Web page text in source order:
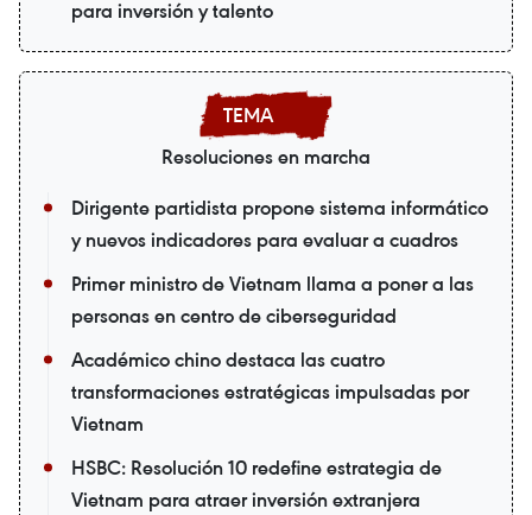
para inversión y talento
Resoluciones en marcha
Dirigente partidista propone sistema informático
y nuevos indicadores para evaluar a cuadros
Primer ministro de Vietnam llama a poner a las
personas en centro de ciberseguridad
Académico chino destaca las cuatro
transformaciones estratégicas impulsadas por
Vietnam
HSBC: Resolución 10 redefine estrategia de
Vietnam para atraer inversión extranjera